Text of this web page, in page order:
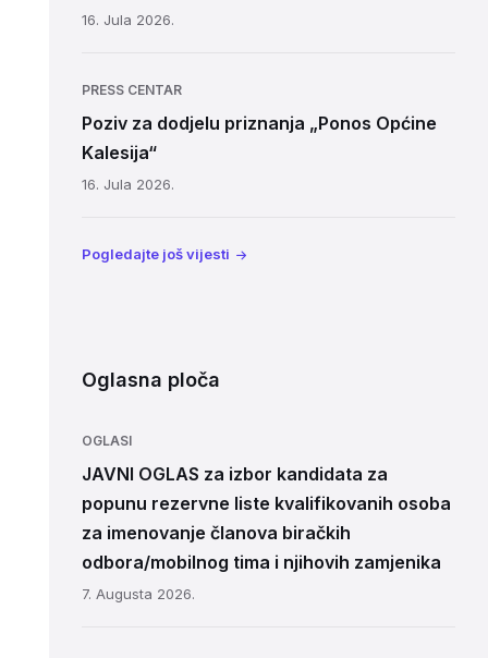
16. Jula 2026.
PRESS CENTAR
Poziv za dodjelu priznanja „Ponos Općine
Kalesija“
16. Jula 2026.
Pogledajte još vijesti
Oglasna ploča
OGLASI
JAVNI OGLAS za izbor kandidata za
popunu rezervne liste kvalifikovanih osoba
za imenovanje članova biračkih
odbora/mobilnog tima i njihovih zamjenika
7. Augusta 2026.